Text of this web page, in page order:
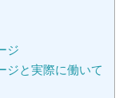
ジ
ジと実際に働いて